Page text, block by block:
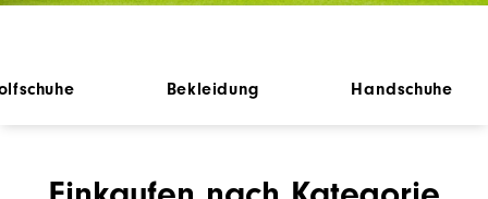
Bekleidung Handschuhe